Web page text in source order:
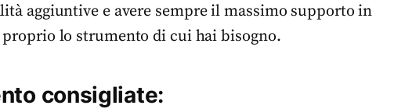
aggiuntive e avere sempre il massimo supporto in
lo strumento di cui hai bisogno.
consigliate: